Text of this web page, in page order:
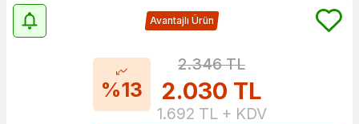
Avantajlı Ürün
%13
2.346TL
2.030 TL
1.692 TL + KDV